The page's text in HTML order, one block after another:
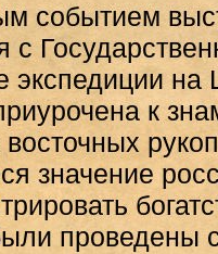
событием
с
экспедиции
к
восточных
значение